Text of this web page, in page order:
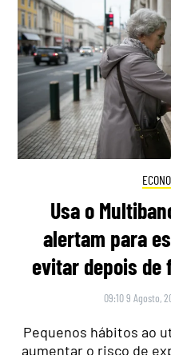
Usa o
alertam para
evitar depois de
09:10 9 Agosto,
Pequenos hábitos ao
aumentar o risco de